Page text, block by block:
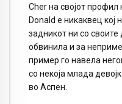
Cher на својот
Donald е никаквец кој
задникот ни со
обвинила и за
пример го навела
со некоја млада
во Аспен.